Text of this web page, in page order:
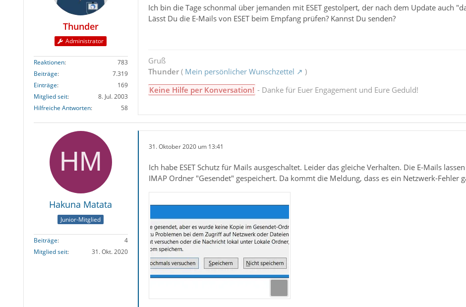
Thunder
Administrator
Reaktionen
783
Beiträge
7.319
Einträge
169
Mitglied seit
8. Jul. 2003
Hilfreiche Antworten
58
Ich bin die Tage schonmal über jemanden mit ESET gestolpert, der nach dem Update auch
Lässt Du die E-Mails von ESET beim Empfang prüfen? Kannst Du senden?
Gruß
Thunder( Mein persönlicher Wunschzettel
)
Keine Hilfe per Konversation! - Danke für Euer Engagement und Eure Geduld!
Hakuna Matata
Junior-Mitglied
Beiträge
4
Mitglied seit
31. Okt. 2020
31. Oktober 2020 um 13:41
Ich habe ESET Schutz für Mails ausgeschaltet. Leider das gleiche Verhalten. Die E-Mails
IMAP Ordner "Gesendet" gespeichert. Da kommt die Meldung, dass es ein Netzwerk-Fehler